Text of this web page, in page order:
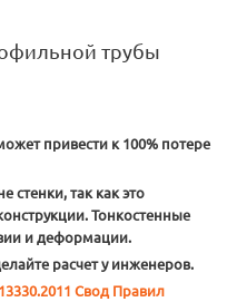
трубы
привести к 100% потере
стенки, так как это
Тонкостенные
и деформации.
расчет у инженеров.
Свод Правил